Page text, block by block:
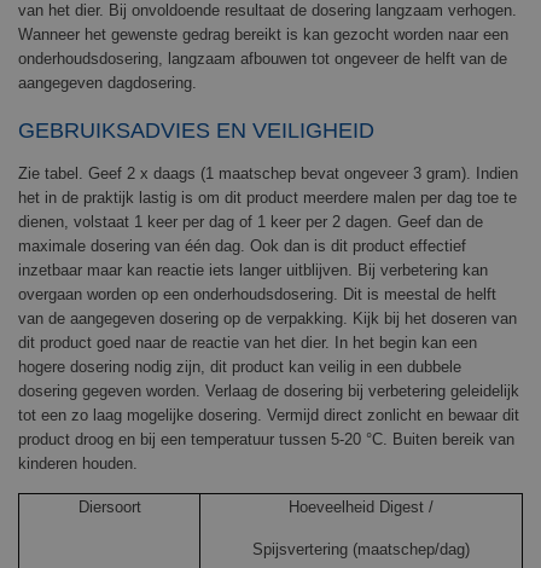
van het dier. Bij onvoldoende resultaat de dosering langzaam verhogen.
Wanneer het gewenste gedrag bereikt is kan gezocht worden naar een
onderhoudsdosering, langzaam afbouwen tot ongeveer de helft van de
aangegeven dagdosering.
GEBRUIKSADVIES EN VEILIGHEID
Zie tabel. Geef 2 x daags (1 maatschep bevat ongeveer 3 gram). Indien
het in de praktijk lastig is om dit product meerdere malen per dag toe te
dienen, volstaat 1 keer per dag of 1 keer per 2 dagen. Geef dan de
maximale dosering van één dag. Ook dan is dit product effectief
inzetbaar maar kan reactie iets langer uitblijven. Bij verbetering kan
overgaan worden op een onderhoudsdosering. Dit is meestal de helft
van de aangegeven dosering op de verpakking. Kijk bij het doseren van
dit product goed naar de reactie van het dier. In het begin kan een
hogere dosering nodig zijn, dit product kan veilig in een dubbele
dosering gegeven worden. Verlaag de dosering bij verbetering geleidelijk
tot een zo laag mogelijke dosering. Vermijd direct zonlicht en bewaar dit
product droog en bij een temperatuur tussen 5-20 °C. Buiten bereik van
kinderen houden.
Diersoort Hoeveelheid Digest /
Spijsvertering (maatschep/dag)